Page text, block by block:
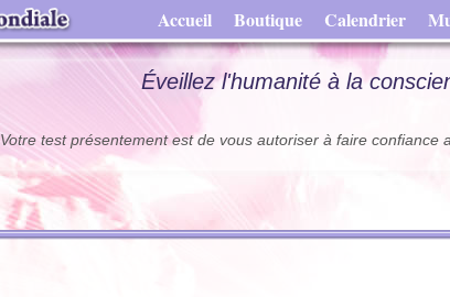
Accueil Boutique Calendrier
Éveillez l'humanité à la
Votre test présentement est de vous autoriser à faire confiance